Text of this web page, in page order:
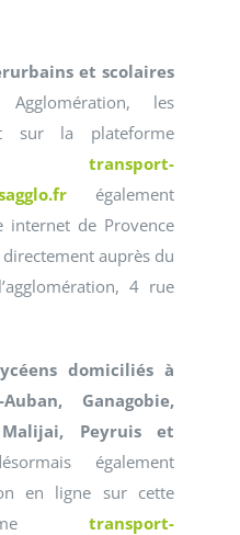
et scolaires
les
sur la plateforme
: transport-
également
internet de Provence
auprès du
4 rue
domiciliés à
Auban, Ganagobie,
Malijai, Peyruis et
également
en ligne sur cette
transport-